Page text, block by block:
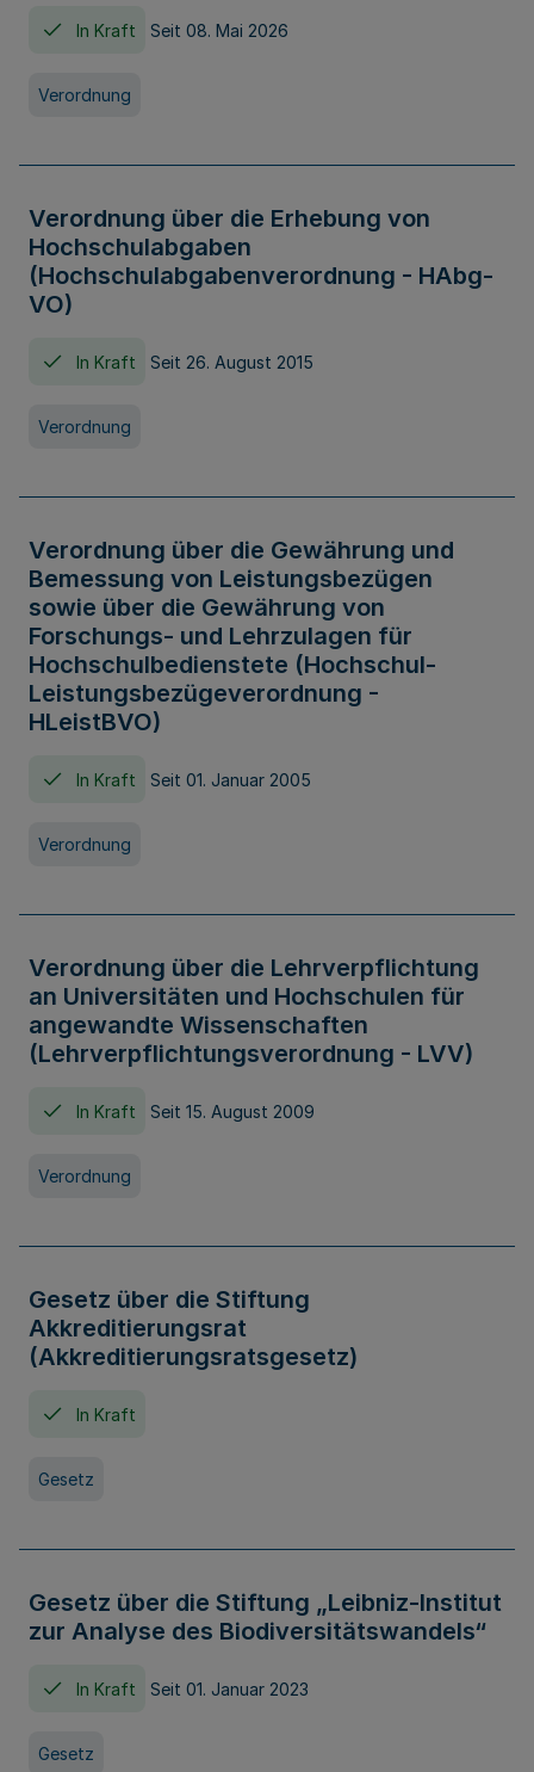
In Kraft Seit 08. Mai 2026
Verordnung
Verordnung über die Erhebung von
Hochschulabgaben
(Hochschulabgabenverordnung - HAbg-
VO)
In Kraft Seit 26. August 2015
Verordnung
Verordnung über die Gewährung und
Bemessung von Leistungsbezügen
sowie über die Gewährung von
Forschungs- und Lehrzulagen für
Hochschulbedienstete (Hochschul-
Leistungsbezügeverordnung -
HLeistBVO)
In Kraft Seit 01. Januar 2005
Verordnung
Verordnung über die Lehrverpflichtung
an Universitäten und Hochschulen für
angewandte Wissenschaften
(Lehrverpflichtungsverordnung - LVV)
In Kraft Seit 15. August 2009
Verordnung
Gesetz über die Stiftung
Akkreditierungsrat
(Akkreditierungsratsgesetz)
In Kraft
Gesetz
Gesetz über die Stiftung „Leibniz-Institut
zur Analyse des Biodiversitätswandels“
In Kraft Seit 01. Januar 2023
Gesetz